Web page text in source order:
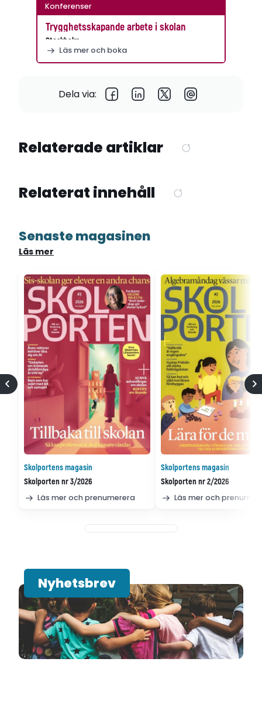
Konferenser
Trygghetsskapande arbete i skolan
Stockholm
Läs mer och boka
Dela via:
Relaterade artiklar
Relaterat innehåll
Senaste magasinen
Läs mer
Skolportens magasin
Skolporten nr 3/2026
Läs mer och prenumerera
Skolportens magasin
Skolporten nr 2/2026
Läs mer och
Nyhetsbrev